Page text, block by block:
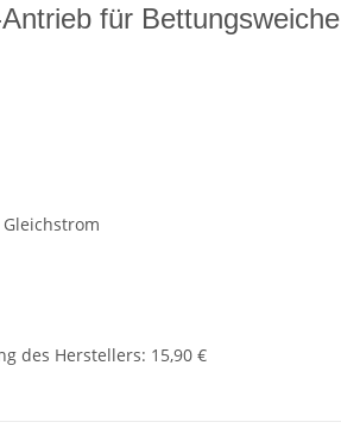
für Bettungsweiche
des Herstellers: 15,90 €